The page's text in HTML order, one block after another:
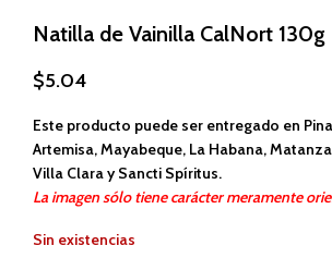
Natilla de Vainilla CalNort 130g
$5.04
Este producto puede ser entregado en
Artemisa, Mayabeque, La Habana,
Villa Clara y Sancti Spíritus.
La imagen sólo tiene carácter meramente
Sin existencias